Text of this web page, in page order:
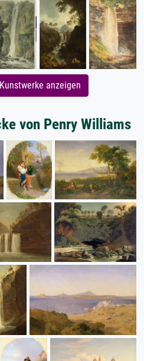
anzeigen
von Penry Williams